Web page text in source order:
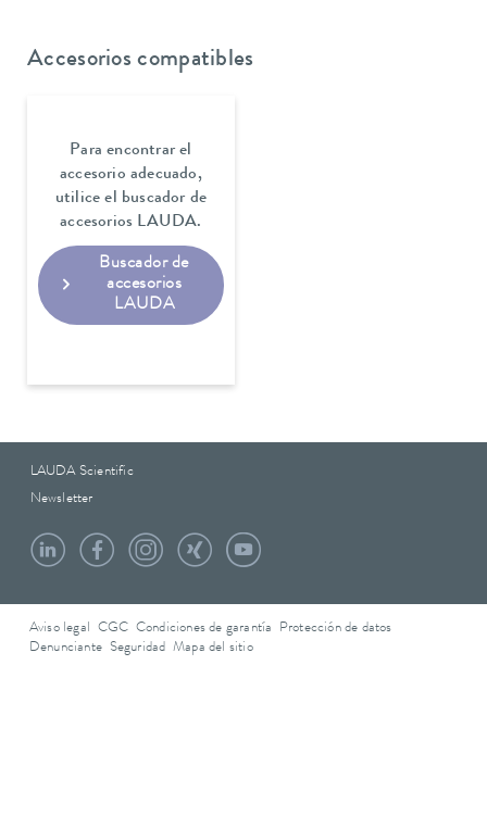
Accesorios compatibles
Para encontrar el
accesorio adecuado,
utilice el buscador de
accesorios LAUDA.
Buscador de
accesorios
LAUDA
LAUDA Scientific
Newsletter
Aviso legal CGC Condiciones de garantía
Protección de datos
Denunciante Seguridad Mapa del sitio